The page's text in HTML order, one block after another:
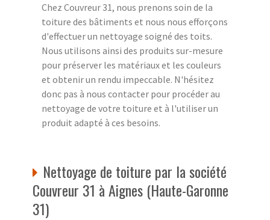
Chez Couvreur 31, nous prenons soin de la
toiture des bâtiments et nous nous efforçons
d'effectuer un nettoyage soigné des toits.
Nous utilisons ainsi des produits sur-mesure
pour préserver les matériaux et les couleurs
et obtenir un rendu impeccable. N'hésitez
donc pas à nous contacter pour procéder au
nettoyage de votre toiture et à l'utiliser un
produit adapté à ces besoins.
Nettoyage de toiture par la société
Couvreur 31 à Aignes (Haute-Garonne
31)